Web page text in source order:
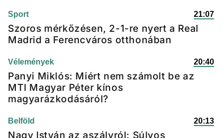
Sport 21:07
Szoros mérkőzésen, 2-1-re nyert a Real
Madrid a Ferencváros otthonában
Vélemények 20:40
Panyi Miklós: Miért nem számolt be az
MTI Magyar Péter kínos
magyarázkodásáról?
Belföld 20:13
Nagy István az aszályról: Súlyos